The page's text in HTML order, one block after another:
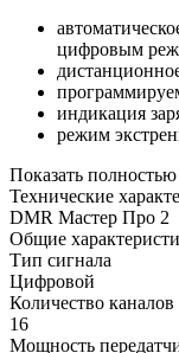
цифровым
индикация
режим
Показать полностью
Технические
DMR Мастер Про 2
Общие
Тип сигнала
Цифровой
Количество каналов
16
Мощность